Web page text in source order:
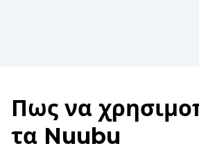
Πως να
τα Nuubu